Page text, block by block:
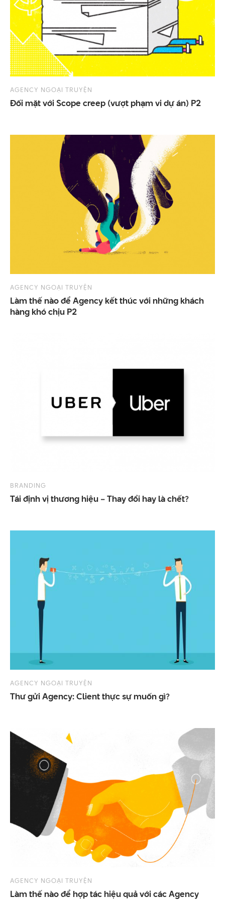
AGENCY NGOẠI TRUYỆN
Đốimặtvới Scope creep (vượtphạm vidựán) P2
AGENCY NGOẠI TRUYỆN
Làm thế nào để Agency kết thúc với những khách
hàng khó chịu P2
BRANDING
Táiđịnhvịthươnghiệu –Thayđổihaylàchết?
AGENCY NGOẠI TRUYỆN
ThưgửiAgency:Clientthựcsựmuốngì?
AGENCY NGOẠI TRUYỆN
Làm thếnàođể hợptáchiệuquảvớicácAgency